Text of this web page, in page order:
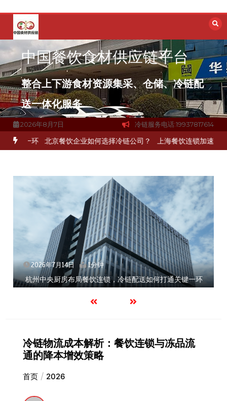
容
中国餐饮食材供应链平台
整合上下游食材资源集采、仓储、冷链配
送一体化服务
2026年8月7日 冷链服务电话:19937817614
环 北京餐饮企业如何选择冷链公司？ 上海餐饮连锁加速，冷链配
2026年7月14日 1分钟
杭州中央厨房布局餐饮连锁，冷链配送如何打通关键一环
冷链物流成本解析：餐饮连锁与冻品流
通的降本增效策略
首页 2026